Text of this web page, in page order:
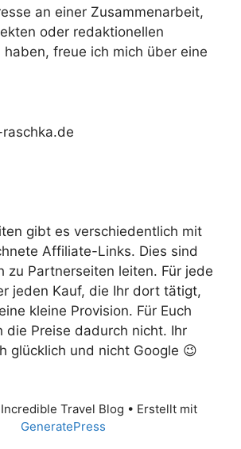
an einer Zusammenarbeit,
oder redaktionellen
haben, freue ich mich über eine
gibt es verschiedentlich mit
Affiliate-Links. Dies sind
zu Partnerseiten leiten. Für jede
jeden Kauf, die Ihr dort tätigt,
kleine Provision. Für Euch
die Preise dadurch nicht. Ihr
glücklich und nicht Google 😉
Travel Blog • Erstellt mit
GeneratePress